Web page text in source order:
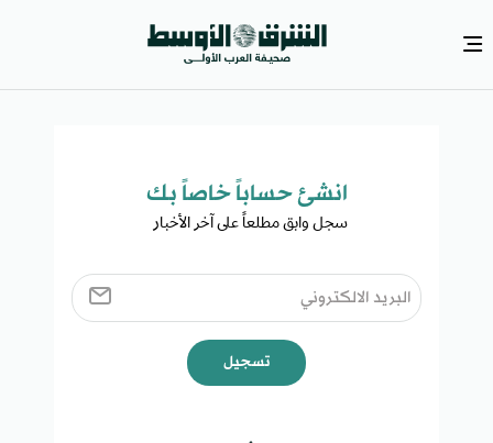
انشئ حساباً خاصاً بك​
سجل وابق مطلعاً على آخر الأخبار ​
تسجيل